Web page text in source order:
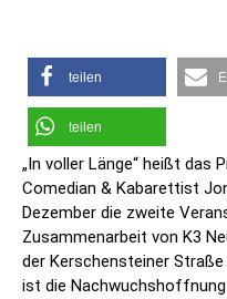
teilen
teilen
„In voller Länge“ heißt das
Comedian & Kabarettist
Dezember die zweite
Zusammenarbeit von K3
der Kerschensteiner
ist die